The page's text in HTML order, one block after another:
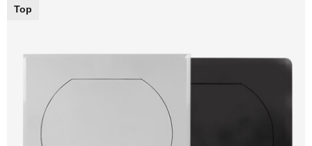
Top